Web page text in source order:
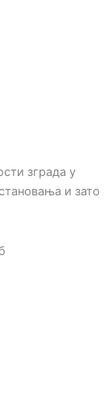
зграда у
и зато